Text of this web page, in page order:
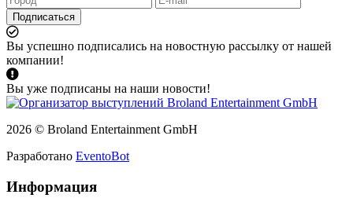
Подписаться
Вы успешно подписались на новостную рассылку от нашей
компании!
Вы уже подписаны на наши новости!
2026 © Broland Entertainment GmbH
Разработано EventoBot
Информация